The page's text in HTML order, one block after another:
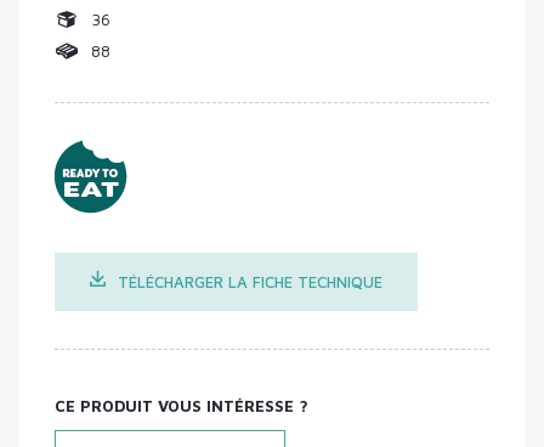
36
88
TÉLÉCHARGER LA FICHE TECHNIQUE
CE PRODUIT VOUS INTÉRESSE ?